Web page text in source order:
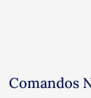
Comandos